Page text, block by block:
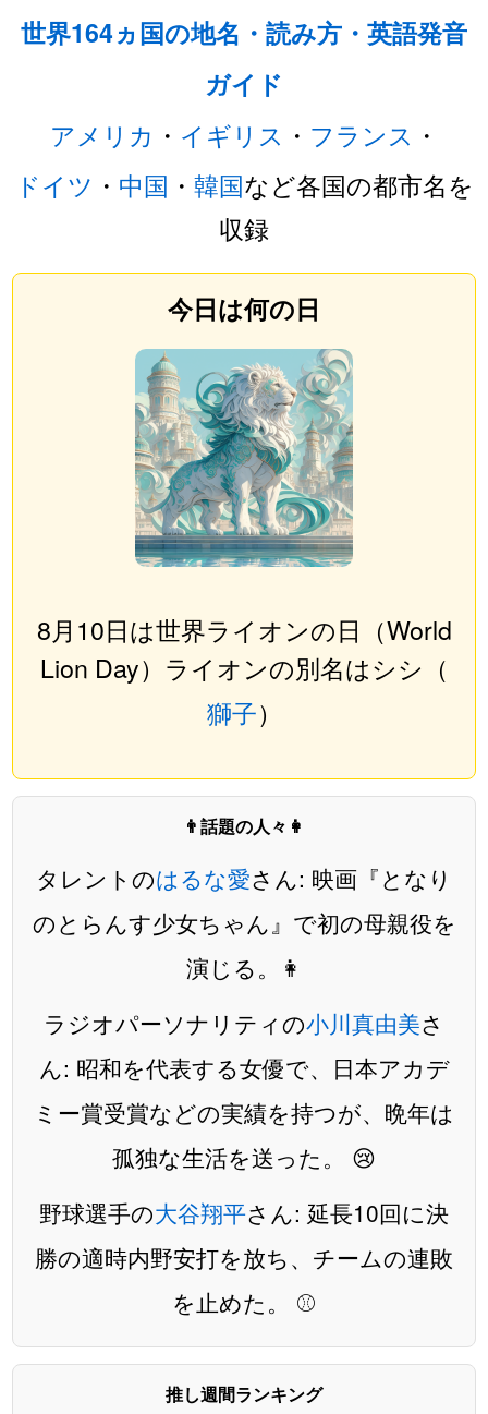
世界164ヵ国の地名・読み方・英語発音
ガイド
アメリカ ・ イギリス ・ フランス ・
ドイツ ・ 中国 ・ 韓国など各国の都市名を
収録
今日は何の日
8月10日は世界ライオンの日（World
Lion Day）ライオンの別名はシシ（
獅子）
👨話題の人々👩
タレントのはるな愛さん: 映画『となり
のとらんす少女ちゃん』で初の母親役を
演じる。👩
ラジオパーソナリティの小川真由美さ
ん: 昭和を代表する女優で、日本アカデ
ミー賞受賞などの実績を持つが、晩年は
孤独な生活を送った。 😢
野球選手の大谷翔平さん: 延長10回に決
勝の適時内野安打を放ち、チームの連敗
を止めた。 ⚾
推し週間ランキング